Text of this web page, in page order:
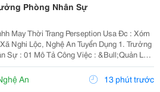
Phòng Nhân Sự
May Thời Trang Perseption Usa Đc : Xóm
Lộc, Nghệ An Tuyển Dụng 1. Trưởng
Việc : &Bull;Quản Lý
Động P. Nhân Sự. &Bull;Xây Dựng
Chiến Lược, Chính...
An 13 phút trước